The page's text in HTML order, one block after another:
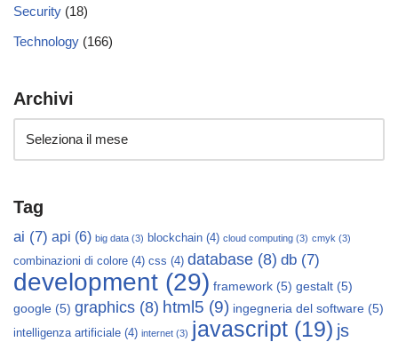
Security (18)
Technology (166)
Archivi
Tag
ai (7) api (6) big data (3) blockchain (4) cloud computing (3) cmyk (3)
combinazioni di colore (4) css (4) database (8) db (7)
development (29) framework (5) gestalt (5)
google (5) graphics (8) html5 (9) ingegneria del software (5)
intelligenza artificiale (4) internet (3) javascript (19) js